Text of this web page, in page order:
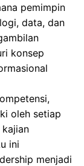
pemimpin
data, dan
konsep
oleh setiap
ini
menjadi